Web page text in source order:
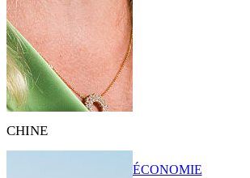
CHINE
ÉCONOMIE